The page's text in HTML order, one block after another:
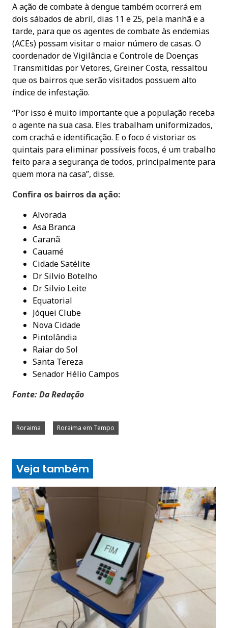
A ação de combate à dengue também ocorrerá em
dois sábados de abril, dias 11 e 25, pela manhã e a
tarde, para que os agentes de combate às endemias
(ACEs) possam visitar o maior número de casas. O
coordenador de Vigilância e Controle de Doenças
Transmitidas por Vetores, Greiner Costa, ressaltou
que os bairros que serão visitados possuem alto
índice de infestação.
“Por isso é muito importante que a população receba
o agente na sua casa. Eles trabalham uniformizados,
com crachá e identificação. E o foco é vistoriar os
quintais para eliminar possíveis focos, é um trabalho
feito para a segurança de todos, principalmente para
quem mora na casa”, disse.
Confira os bairros da ação:
Alvorada
Asa Branca
Caranã
Cauamé
Cidade Satélite
Dr Silvio Botelho
Dr Silvio Leite
Equatorial
Jóquei Clube
Nova Cidade
Pintolândia
Raiar do Sol
Santa Tereza
Senador Hélio Campos
Fonte: Da Redação
Roraima Roraima em Tempo
Veja também